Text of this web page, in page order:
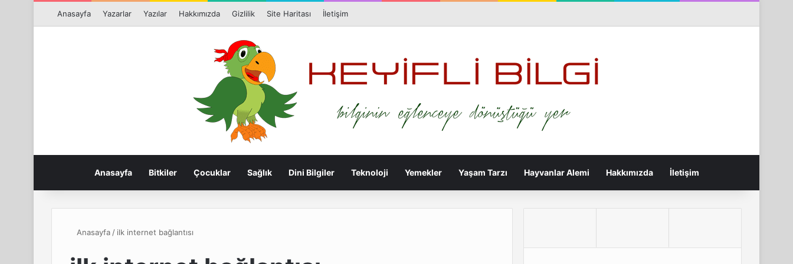
Anasayfa Yazarlar Yazılar Hakkımızda Gizlilik Site Haritası İletişim
Anasayfa Bitkiler Çocuklar Sağlık Dini Bilgiler Teknoloji Yemekler Yaşam Tarzı Hayvanlar Alemi Hakkımızda İletişim
Anasayfa / ilk internet bağlantısı